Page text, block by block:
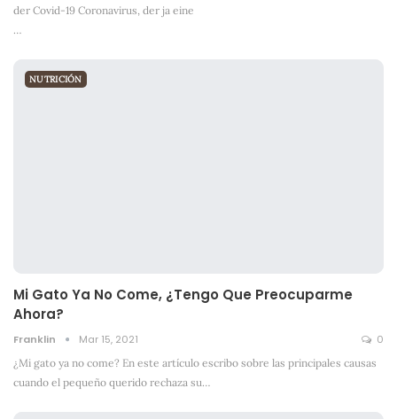
der Covid-19 Coronavirus, der ja eine
…
NUTRICIÓN
Mi Gato Ya No Come, ¿tengo Que Preocuparme
Ahora?
Franklin Mar 15, 2021 0
¿Mi gato ya no come? En este artículo escribo sobre las principales causas
cuando el pequeño querido rechaza su…